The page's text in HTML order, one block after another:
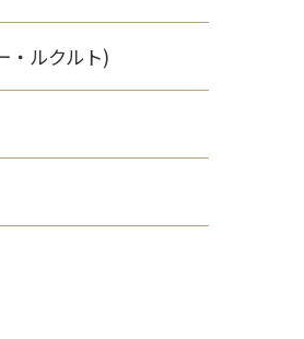
・ルクルト)